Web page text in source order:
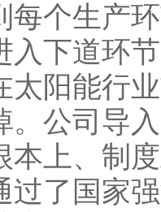
每个生产
入下道环
太阳能行
。公司导
本上、制
过了国家